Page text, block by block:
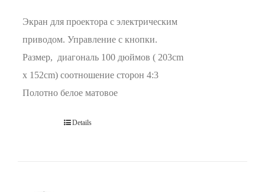
Экран для проектора с электрическим
приводом. Управление с кнопки.
Размер, диагональ 100 дюймов ( 203cm
x 152cm) соотношение сторон 4:3
Полотно белое матовое
Details